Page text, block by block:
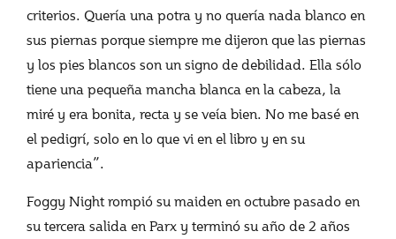
criterios. Quería una potra y no quería nada blanco en
sus piernas porque siempre me dijeron que las piernas
y los pies blancos son un signo de debilidad. Ella sólo
tiene una pequeña mancha blanca en la cabeza, la
miré y era bonita, recta y se veía bien. No me basé en
el pedigrí, solo en lo que vi en el libro y en su
apariencia”.
Foggy Night rompió su maiden en octubre pasado en
su tercera salida en Parx y terminó su año de 2 años